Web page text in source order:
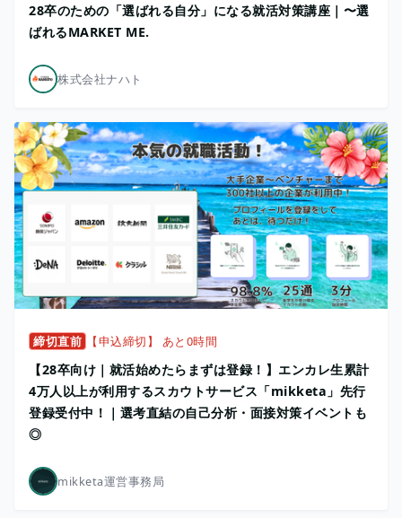
28卒のための「選ばれる自分」になる就活対策講座｜〜選
ばれるMARKET ME.
株式会社ナハト
締切直前 【申込締切】 あと0時間
【28卒向け｜就活始めたらまずは登録！】エンカレ生累計
4万人以上が利用するスカウトサービス「mikketa」先行
登録受付中！｜選考直結の自己分析・面接対策イベントも
◎
mikketa運営事務局